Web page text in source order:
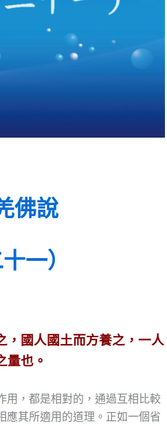
佛說
一）
，國人國土而方養之，一人
量也。
用，都是相對的，通過互相比較
應其所適用的道理。正如一個省